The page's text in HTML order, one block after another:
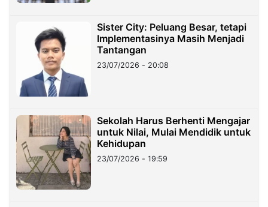
Sister City: Peluang Besar, tetapi
Implementasinya Masih Menjadi
Tantangan
23/07/2026 - 20:08
Sekolah Harus Berhenti Mengajar
untuk Nilai, Mulai Mendidik untuk
Kehidupan
23/07/2026 - 19:59